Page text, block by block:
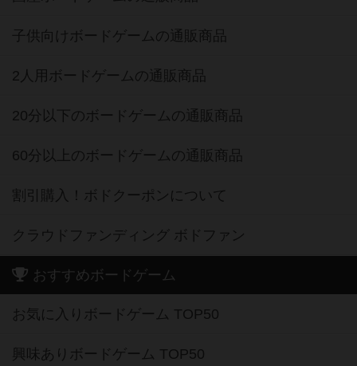
子供向けボードゲームの通販商品
2人用ボードゲームの通販商品
20分以下のボードゲームの通販商品
60分以上のボードゲームの通販商品
割引購入！ボドクーポンについて
クラウドファンディング ボドファン
おすすめボードゲーム
お気に入りボードゲーム TOP50
興味ありボードゲーム TOP50